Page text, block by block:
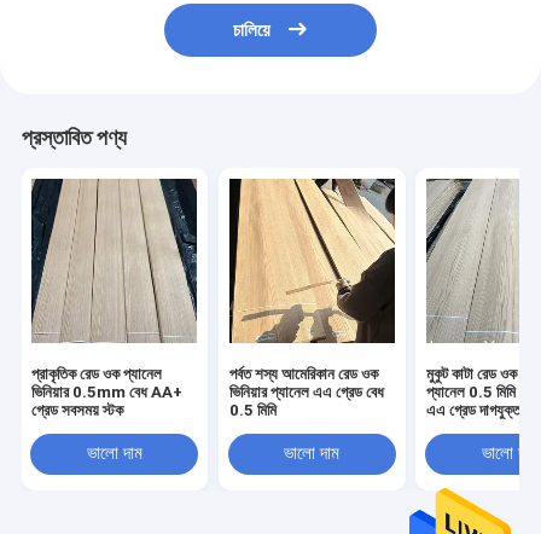
চালিয়ে
প্রস্তাবিত পণ্য
প্রাকৃতিক রেড ওক প্যানেল
ভিনিয়ার 0.5mm বেধ AA+
গ্রেড সবসময় স্টক
ভালো দাম
পর্বত শস্য আমেরিকান রেড ওক
ভিনিয়ার প্যানেল এএ গ্রেড বেধ
0.5 মিমি
ভালো দাম
মুকুট কাটা রেড ওক
প্যানেল 0.5 মিমি
এএ গ্রেড দাগযুক্ত
ভালো দাম